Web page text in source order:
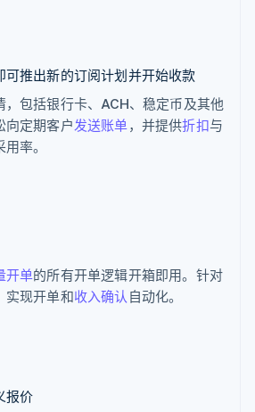
可推出新的订阅计划并开始收款
，包括银行卡、ACH、稳定币及其他
向定期客户 发送账单，并提供折扣与
率。
开单的所有开单逻辑开箱即用。针对
实现开单和收入确认 自动化。
报价